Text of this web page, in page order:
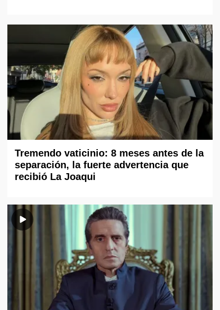
Tremendo vaticinio: 8 meses antes de la
separación, la fuerte advertencia que
recibió La Joaqui